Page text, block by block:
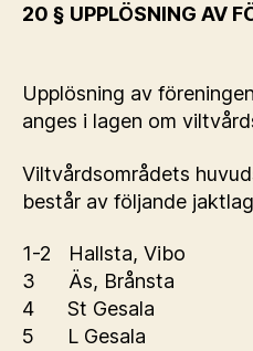
20 § UPPLÖSNING AV
Upplösning av
anges i lagen om
Viltvårdsområdets
består av följande
1-2 Hallsta, Vibo
3 Äs, Brånsta
4 St Gesala
5 L Gesala